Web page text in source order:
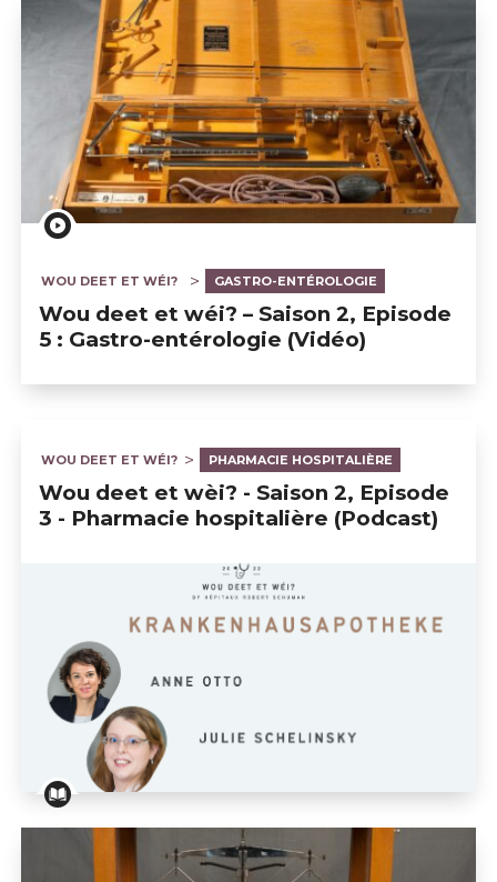
WOU DEET ET WÉI? GASTRO-ENTÉROLOGIE
Wou deet et wéi? – Saison 2, Episode
5 : Gastro-entérologie (Vidéo)
WOU DEET ET WÉI? PHARMACIE HOSPITALIÈRE
Wou deet et wèi? - Saison 2, Episode
3 - Pharmacie hospitalière (Podcast)
Wou deet et wèi? - Saison 2, Episode 3 - Pharmacie